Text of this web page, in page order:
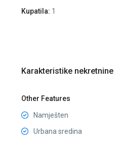
Kupatila: 1
Karakteristike nekretnine
Other Features
Namješten
Urbana sredina